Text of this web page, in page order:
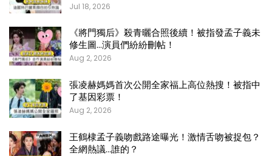
Jul 18, 2026
《將門獨后》殺青曬合照後續！被指發孟子義未
修生圖…演員們紛紛刪帖！
Aug 2, 2026
張凌赫媽媽首次公開全家福上高位熱搜！被指中
了基因彩票！
Aug 2, 2026
王鶴棣孟子義吻戲路途曝光！激情舌吻被捉包？
全網熱議…誰的？